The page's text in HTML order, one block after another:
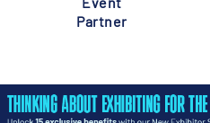
Partner